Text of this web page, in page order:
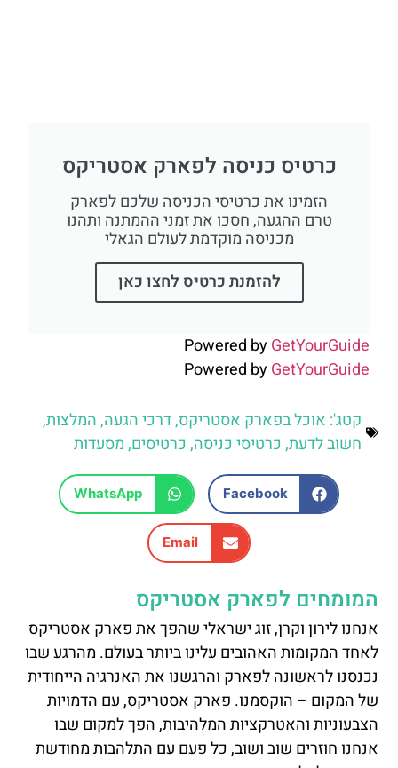
כרטיס כניסה לפארק אסטריקס
הזמינו את כרטיסי הכניסה שלכם לפארק
טרם ההגעה, חסכו את זמני ההמתנה ותהנו
מכניסה מוקדמת לעולם הגאלי
להזמנת כרטיס לחצו כאן
Powered byGetYourGuide
Powered byGetYourGuide
קטג': אוכל בפארק אסטריקס,דרכי הגעה,המלצות,
חשוב לדעת, כרטיסי כניסה, כרטיסים,מסעדות
Facebook
WhatsApp
Email
המומחים לפארק אסטריקס
אנחנו לירון וקרן, זוג ישראלי שהפך את פארק אסטריקס
לאחד המקומות האהובים עלינו ביותר בעולם. מהרגע שבו
נכנסנו לראשונה לפארק והרגשנו את האנרגיה הייחודית
של המקום – הוקסמנו. פארק אסטריקס, עם הדמויות
הצבעוניות והאטרקציות המלהיבות, הפך למקום שבו
אנחנו חוזרים שוב ושוב, כל פעם עם התלהבות מחודשת